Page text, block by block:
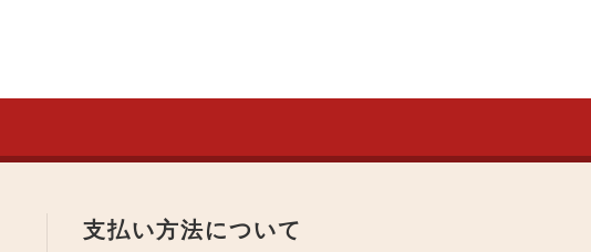
支払い方法について